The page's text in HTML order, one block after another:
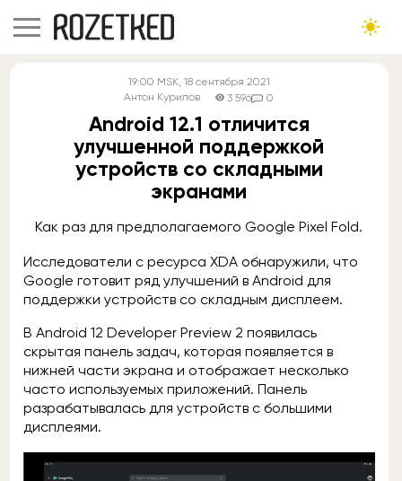
19:00 MSK, 18 сентября 2021
Антон Курилов
3 596 0
Android 12.1 отличится
улучшенной поддержкой
устройств со складными
экранами
Как раз для предполагаемого Google Pixel Fold.
Исследователи с ресурса XDA обнаружили, что
Google готовит ряд улучшений в Android для
поддержки устройств со складным дисплеем.
В Android 12 Developer Preview 2 появилась
скрытая панель задач, которая появляется в
нижней части экрана и отображает несколько
часто используемых приложений. Панель
разрабатывалась для устройств с большими
дисплеями.